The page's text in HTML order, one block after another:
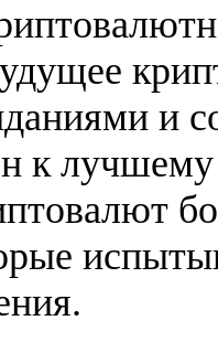
и
к